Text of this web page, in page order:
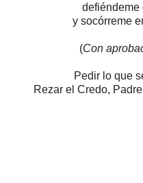
defiéndeme
y socórreme
(Con
Pedir lo que
Rezar el Credo,